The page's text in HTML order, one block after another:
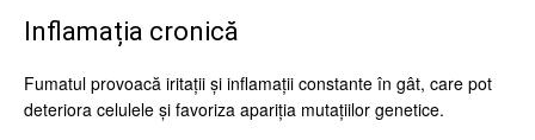
Inflamația cronică
Fumatul provoacă iritații și inflamații constante în gât, care pot
deteriora celulele și favoriza apariția mutațiilor genetice.